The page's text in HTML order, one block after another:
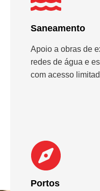
Saneamento
Apoio a obras de
redes de água e
com acesso
Portos